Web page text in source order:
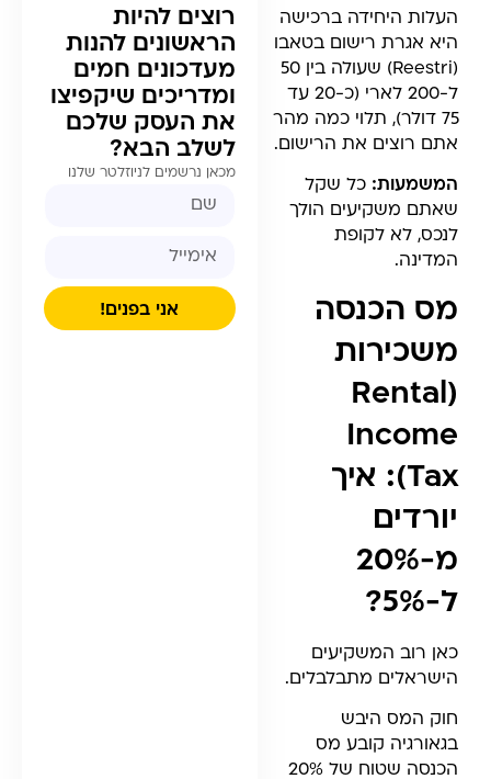
רוצים להיות
הראשונים להנות
מעדכונים חמים
ומדריכים שיקפיצו
את העסק שלכם
לשלב הבא?
מכאן נרשמים לניוזלטר שלנו
אני בפנים!
העלות היחידה ברכישה
היא אגרת רישום בטאבו
(Reestri) שעולה בין 50
ל-200 לארי (כ-20 עד
75 דולר), תלוי כמה מהר
אתם רוצים את הרישום.
המשמעות: כל שקל
שאתם משקיעים הולך
לנכס, לא לקופת
המדינה.
מס הכנסה
משכירות
(Rental
Income
Tax): איך
יורדים
מ-20%
ל-5%?
כאן רוב המשקיעים
הישראלים מתבלבלים.
חוק המס היבש
בגאורגיה קובע מס
הכנסה שטוח של 20%